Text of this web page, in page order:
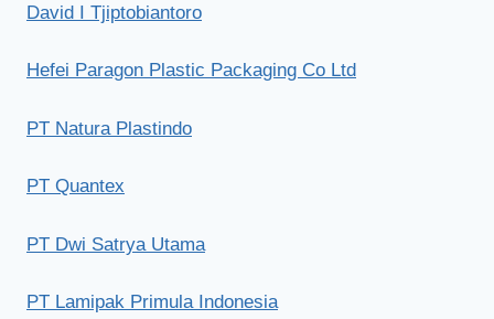
David I Tjiptobiantoro
Hefei Paragon Plastic Packaging Co Ltd
PT Natura Plastindo
PT Quantex
PT Dwi Satrya Utama
PT Lamipak Primula Indonesia